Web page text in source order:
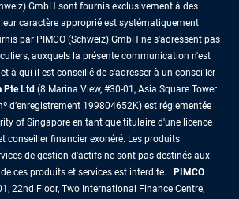
GmbH sont fournis exclusivement à des
caractère approprié est systématiquement
par PIMCO (Schweiz) GmbH ne s'adressent pas
auxquels la présente communication n'est
à qui il est conseillé de s'adresser à un conseiller
Pte Ltd (8 Marina View, #30-01, Asia Square Tower
d’enregistrement 199804652K) est réglementée
of Singapore en tant que titulaire d'une licence
conseiller financier exonéré. Les produits
de gestion d'actifs ne sont pas destinés aux
ces produits et services est interdite. |
PIMCO
22nd Floor, Two International Finance Centre,